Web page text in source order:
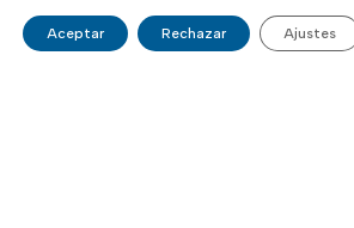
Aceptar Rechazar Ajustes